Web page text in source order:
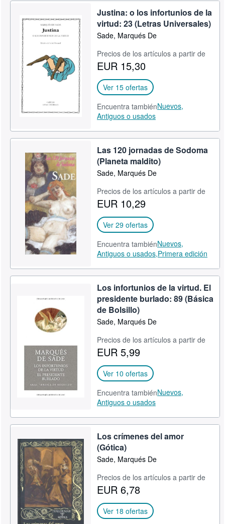
Justina: o los infortunios de la
virtud: 23 (Letras Universales)
Sade, Marqués De
Precios de los artículos a partir de
EUR 15,30
Ver 15 ofertas
Encuentra tambiénNuevos,
Antiguos o usados
Las 120 jornadas de Sodoma
(Planeta maldito)
Sade, Marqués De
Precios de los artículos a partir de
EUR 10,29
Ver 29 ofertas
Encuentra tambiénNuevos,
Antiguos o usados,Primera edición
Los infortunios de la virtud. El
presidente burlado: 89 (Básica
de Bolsillo)
Sade, Marqués De
Precios de los artículos a partir de
EUR 5,99
Ver 10 ofertas
Encuentra tambiénNuevos,
Antiguos o usados
Los crímenes del amor
(Gótica)
Sade, Marqués De
Precios de los artículos a partir de
EUR 6,78
Ver 18 ofertas